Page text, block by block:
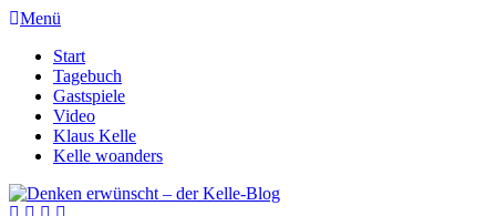
Menü
Start
Tagebuch
Gastspiele
Video
Klaus Kelle
Kelle woanders